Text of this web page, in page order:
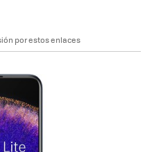
por estos enlaces